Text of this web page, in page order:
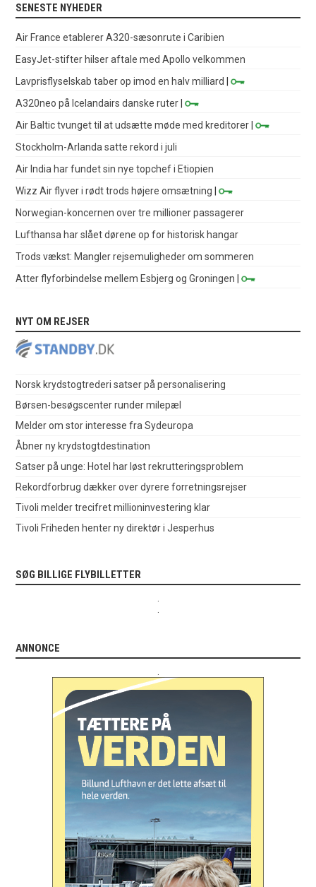
SENESTE NYHEDER
Air France etablerer A320-sæsonrute i Caribien
EasyJet-stifter hilser aftale med Apollo velkommen
Lavprisflyselskab taber op imod en halv milliard
|
A320neo på Icelandairs danske ruter |
Air Baltic tvunget til at udsætte møde med kreditorer |
Stockholm-Arlanda satte rekord i juli
Air India har fundet sin nye topchef i Etiopien
Wizz Air flyver i rødt trods højere omsætning |
Norwegian-koncernen over tre millioner passagerer
Lufthansa har slået dørene op for historisk hangar
Trods vækst: Mangler rejsemuligheder om sommeren
Atter flyforbindelse mellem Esbjerg og Groningen |
NYT OM REJSER
Norsk krydstogtrederi satser på personalisering
Børsen-besøgscenter runder milepæl
Melder om stor interesse fra Sydeuropa
Åbner ny krydstogtdestination
Satser på unge: Hotel har løst rekrutteringsproblem
Rekordforbrug dækker over dyrere forretningsrejser
Tivoli melder trecifret millioninvestering klar
Tivoli Friheden henter ny direktør i Jesperhus
SØG BILLIGE FLYBILLETTER
ANNONCE